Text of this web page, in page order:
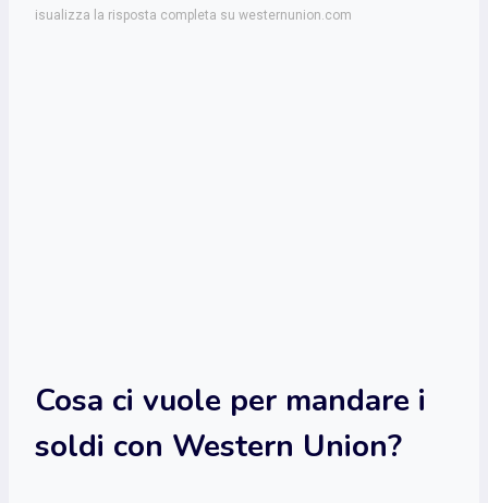
isualizza la risposta completa su westernunion.com
Cosa ci vuole per mandare i
soldi con Western Union?